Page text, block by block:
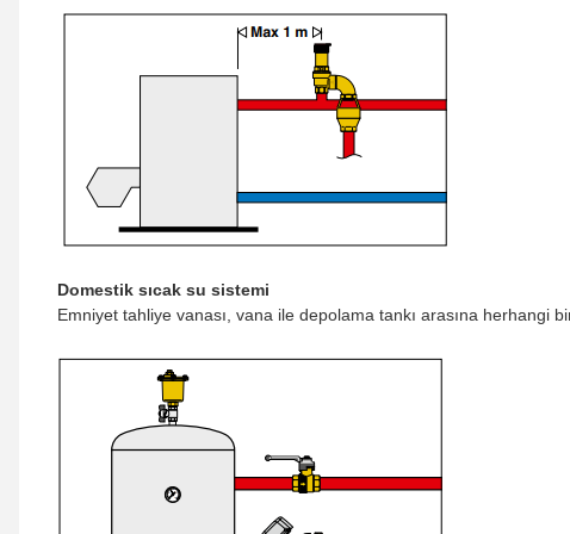
Domestik sıcak su sistemi
Emniyet tahliye vanası, vana ile depolama tankı arasına herhangi